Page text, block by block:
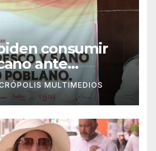
consumir
ante
MULTIMEDIOS